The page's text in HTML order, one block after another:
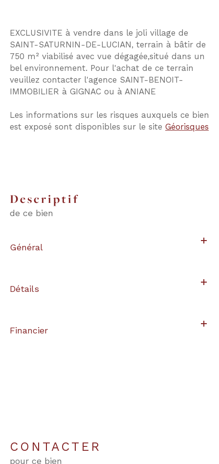
EXCLUSIVITE à vendre dans le joli village de
SAINT-SATURNIN-DE-LUCIAN, terrain à bâtir de
750 m² viabilisé avec vue dégagée,situé dans un
bel environnement. Pour l'achat de ce terrain
veuillez contacter l'agence SAINT-BENOIT-
IMMOBILIER à GIGNAC ou à ANIANE
Les informations sur les risques auxquels ce bien
est exposé sont disponibles sur le site Géorisques
descriptif
de ce bien
Général
Détails
Financier
CONTACTER
pour ce bien